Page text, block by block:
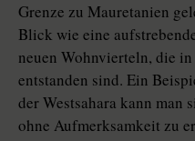
Grenze zu Mauretanien
Blick wie eine
neuen Wohnvierteln, die
entstanden sind. Ein
der Westsahara kann man
ohne Aufmerksamkeit zu